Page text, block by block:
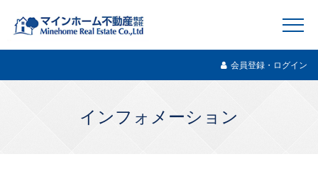
会員登録・ログイン
インフォメーション